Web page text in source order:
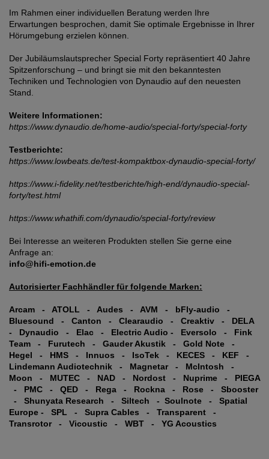
Im Rahmen einer individuellen Beratung werden Ihre
Erwartungen besprochen, damit Sie optimale Ergebnisse in Ihrer
Hörumgebung erzielen können.
Der Jubiläumslautsprecher Special Forty repräsentiert 40 Jahre
Spitzenforschung – und bringt sie mit den bekanntesten
Techniken und Technologien von Dynaudio auf den neuesten
Stand.
Weitere Informationen:
https://www.dynaudio.de/home-audio/special-forty/special-forty
Testberichte:
https://www.lowbeats.de/test-kompaktbox-dynaudio-special-forty/
https://www.i-fidelity.net/testberichte/high-end/dynaudio-special-
forty/test.html
https://www.whathifi.com/dynaudio/special-forty/review
Bei Interesse an weiteren Produkten stellen Sie gerne eine
Anfrage an:
info@hifi-emotion.de
Autorisierter Fachhändler für folgende Marken:
Arcam - ATOLL - Audes - AVM - bFly-audio -
Bluesound - Canton - Clearaudio - Creaktiv - DELA
- Dynaudio - Elac - Electric Audio - Eversolo - Fink
Team - Furutech - Gauder Akustik - Gold Note -
Hegel - HMS - Innuos - IsoTek - KECES - KEF -
Lindemann Audiotechnik - Magnetar - McIntosh -
Moon - MUTEC - NAD - Nordost - Nuprime - PIEGA
- PMC - QED - Rega - Rockna - Rose - Sbooster
- Shunyata Research - Siltech - Soulnote - Spatial
Europe - SPL - Supra Cables - Transparent -
Transrotor - Vicoustic - WBT - YG Acoustics